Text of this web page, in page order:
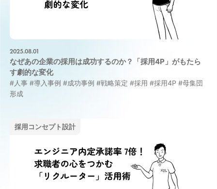
2025.08.01
なぜあの企業の採用は成功するのか？「採用4P」がもたら
す劇的な変化
#人事 #導入事例 #成功事例 #戦略策定 #採用 #採用4P #母集団
形成
採用コンセプト設計